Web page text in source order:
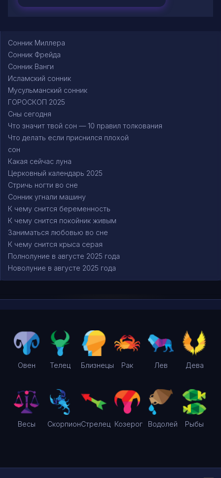
Сонник Миллера
Сонник Фрейда
Сонник Ванги
Исламский сонник
Мусульманский сонник
ГОРОСКОП 2025
Сны сегодня
Что значит твой сон — 10 правил толкования
Что делать если приснился плохой
сон
Какая сейчас луна
Церковный календарь 2025
Стричь ногти во сне
Сонник угнали машину
К чему снится беременность
К чему снится покойник живым
Заниматься любовью во сне
К чему снится крыса серая
Полнолуние в августе 2025 года
Новолуние в августе 2025 года
Овен Телец Близнецы Рак Лев Дева
Весы СкорпионСтрелец Козерог Водолей Рыбы